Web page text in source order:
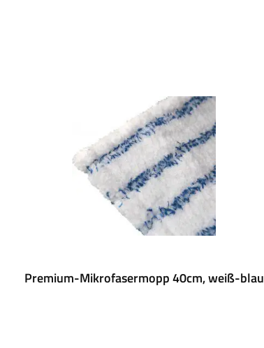
Premium-Mikrofasermopp 40cm, weiß-blau